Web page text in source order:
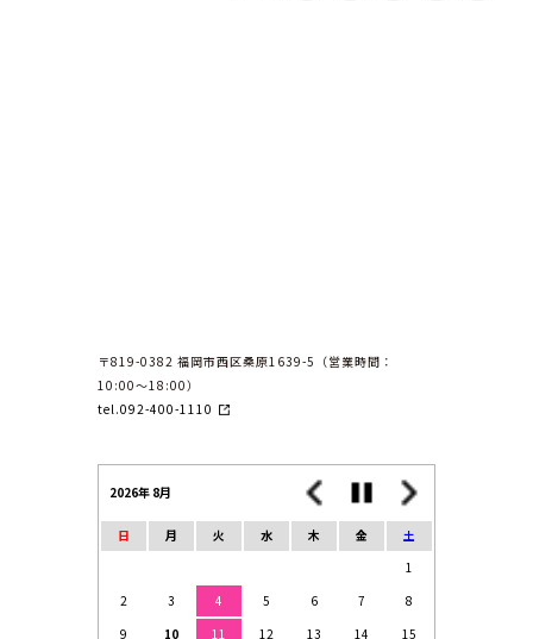
〒819-0382 福岡市西区桑原1639-5（営業時間：
10:00〜18:00）
tel.092-400-1110
2026年 8月
日 月 火 水 木 金
土
1
2
3 4 5 6 7
8
9
10 11 12 13 14 15